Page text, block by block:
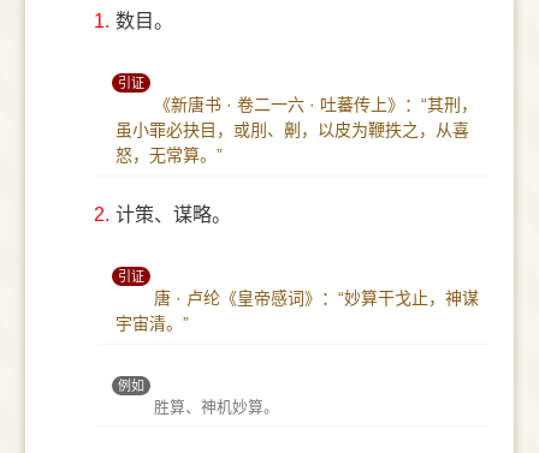
1. 数目。
引证
《新唐书 · 卷二一六 · 吐蕃传上》：“其刑，
虽小罪必抉目，或刖、劓，以皮为鞭抶之，从喜
怒，无常算。”
2. 计策、谋略。
引证
唐 · 卢纶《皇帝感词》：“妙算干戈止，神谋
宇宙清。”
例如
胜算、神机妙算。